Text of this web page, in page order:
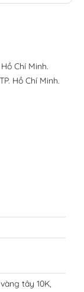
Chí Minh.
Hồ Chí Minh.
tây 10K,